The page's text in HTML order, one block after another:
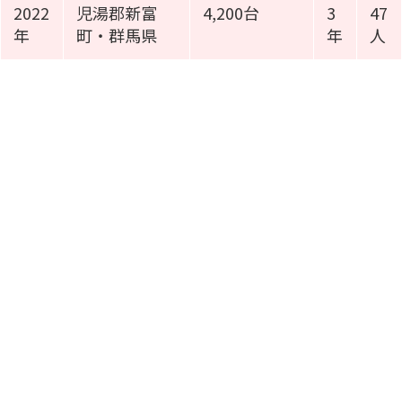
2022
年
児湯郡新富
町・群馬県
4,200台
3
年
47
人